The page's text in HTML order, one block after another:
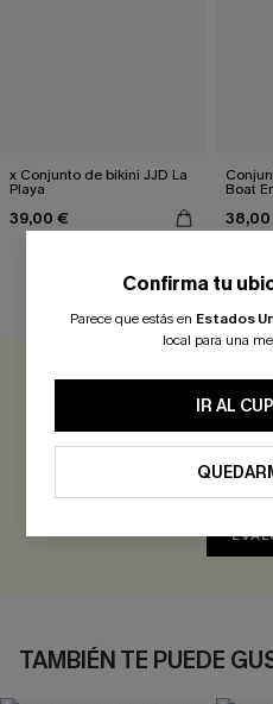
x Conjunto de bikini JJD La
Playa
39,00 €
Boat
RESEÑAS
Sé el
TAMBIÉN TE PUEDE
Confirma tu
Parece que estás en Estados
local para una
IR AL